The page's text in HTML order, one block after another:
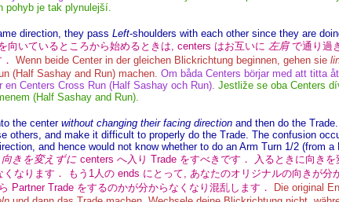
pohyb je tak plynulejší.
direction, they pass Left-shoulders with each other since they are
向いているところから始めるときは, centers はお互いに 左肩で通り過
Wenn beide Center in der gleichen Blickrichtung beginnen, gehen sie
(Half Sashay and Run) machen. Om båda Centers börjar med att titta
Centers Cross Run (Half Sashay och Run). Jestliže se oba Centers
(Half Sashay and Run).
the centerwithout changing their facing direction and then do the
others, and make it difficult to properly do the Trade. The confusion
and hence would not know whether to do an Arm Turn 1/2 (from
向きを変えずに centers へ入り Trade をすべきです． 入るときに向き
なります． もう1人の ends にとって, あなたのオリジナルの向きが分
Partner Trade をするのかが分からなくなり混乱します．
Die original